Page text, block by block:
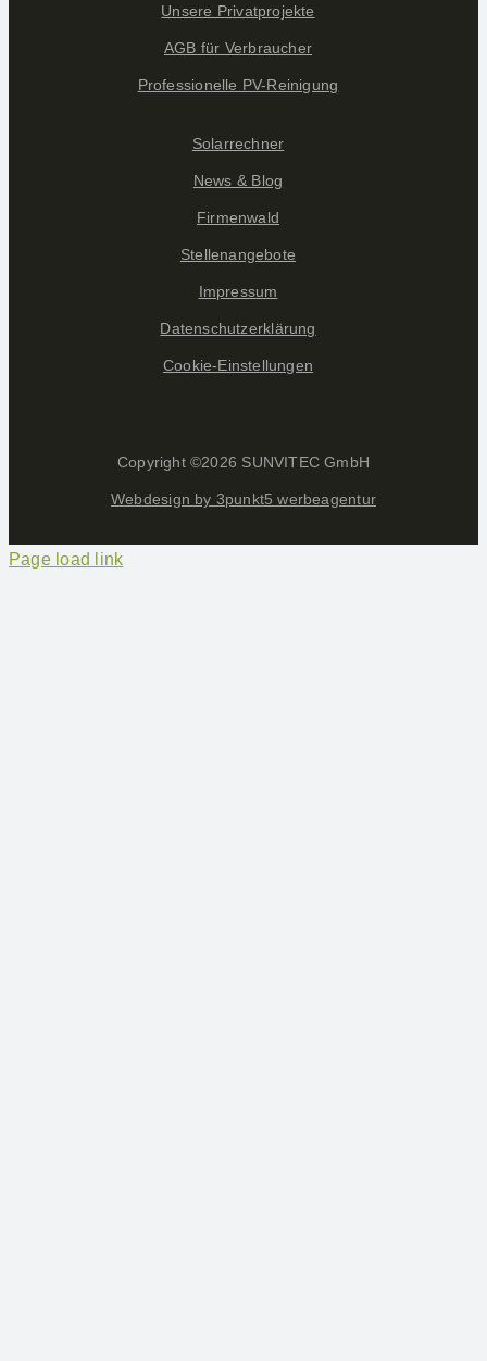
Unsere Privatprojekte
AGB für Verbraucher
Professionelle PV-Reinigung
Solarrechner
News & Blog
Firmenwald
Stellenangebote
Impressum
Datenschutzerklärung
Cookie-Einstellungen
Copyright ©2026 SUNVITEC GmbH
Webdesign by 3punkt5 werbeagentur
Page load link